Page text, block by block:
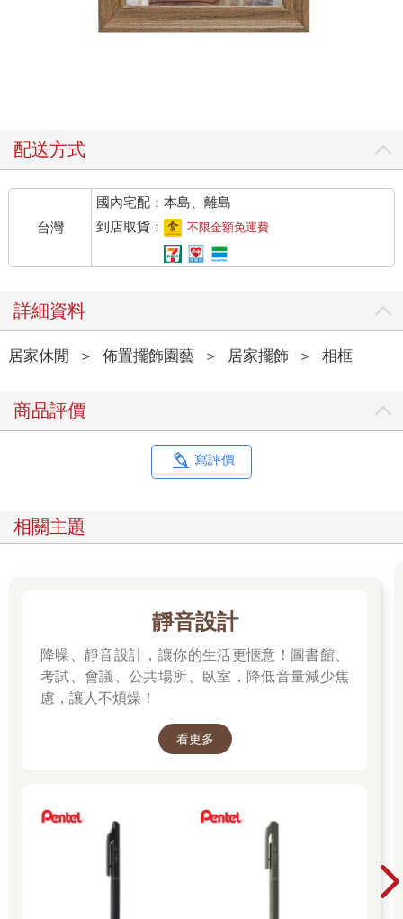
配送方式
台灣
國內宅配：本島、離島
到店取貨：
不限金額免運費
詳細資料
居家休閒 ＞ 佈置擺飾園藝 ＞ 居家擺飾 ＞ 相框
商品評價
寫評價
相關主題
靜音設計
降噪、靜音設計，讓你的生活更愜意！圖書館、
考試、會議、公共場所、臥室，降低音量減少焦
慮，讓人不煩燥！
看更多